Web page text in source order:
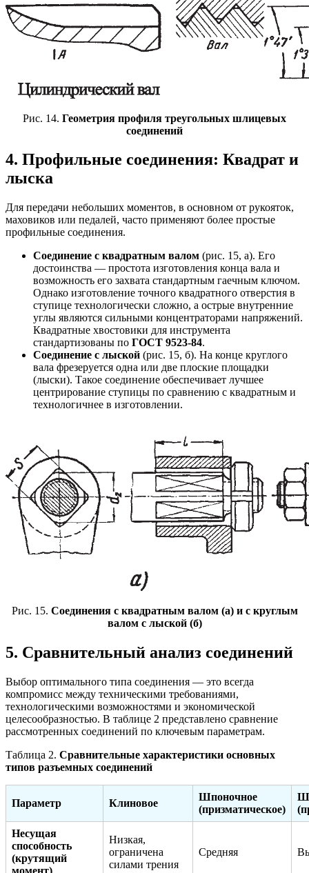
Рис. 14. Геометрия профиля треугольных шлицевых
соединений
4. Профильные соединения: Квадрат и
лыска
Для передачи небольших моментов, в основном от рукояток,
маховиков или педалей, часто применяют более простые
профильные соединения.
Соединение с квадратным валом (рис. 15, а). Его
достоинства — простота изготовления конца вала и
возможность его захвата стандартным гаечным ключом.
Однако изготовление точного квадратного отверстия в
ступице технологически сложно, а острые внутренние
углы являются сильными концентраторами напряжений.
Квадратные хвостовики для инструмента
стандартизованы по ГОСТ 9523-84.
Соединение с лыской (рис. 15, б). На конце круглого
вала фрезеруется одна или две плоские площадки
(лыски). Такое соединение обеспечивает лучшее
центрирование ступицы по сравнению с квадратным и
технологичнее в изготовлении.
Рис. 15. Соединения с квадратным валом (а) и с круглым
валом с лыской (б)
5. Сравнительный анализ соединений
Выбор оптимального типа соединения — это всегда
компромисс между техническими требованиями,
технологическими возможностями и экономической
целесообразностью. В таблице 2 представлено сравнение
рассмотренных соединений по ключевым параметрам.
Таблица 2. Сравнительные характеристики основных
типов разъемных соединений
Параметр Клиновое
Шпоночное
(призматическое)
Несущая
способность
(крутящий
Низкая,
ограничена
силами трения
Средняя